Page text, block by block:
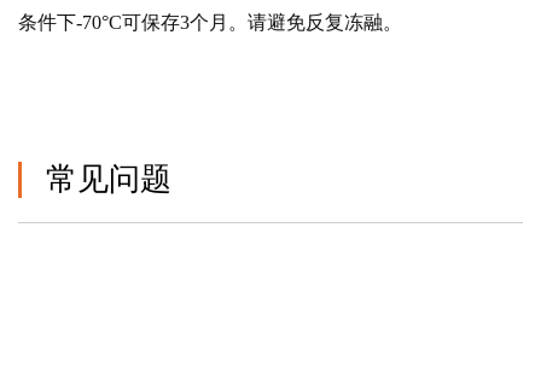
条件下-70°C可保存3个月。请避免反复冻融。
常见问题